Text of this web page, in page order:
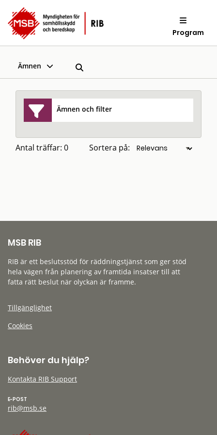
Program
Ämnen
Ämnen och filter
Antal träffar: 0 Sortera på:
MSB RIB
RIB är ett beslutsstöd för räddningstjänst som ger stöd
hela vägen från planering av framtida insatser till att
fatta rätt beslut när olyckan är framme.
Tillgänglighet
Cookies
Behöver du hjälp?
Kontakta RIB Support
E-POST
rib@msb.se